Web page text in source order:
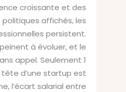
croissante et des
affichés, les
persistent.
à évoluer, et le
appel. Seulement 1
tête d’une startup est
l’écart salarial entre